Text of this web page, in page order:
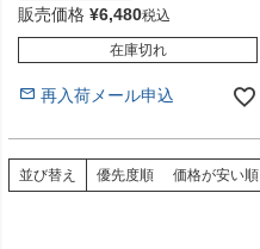
販売価格 ¥6,480税込
在庫切れ
再入荷メール申込
並び替え 優先度順 価格が安い順